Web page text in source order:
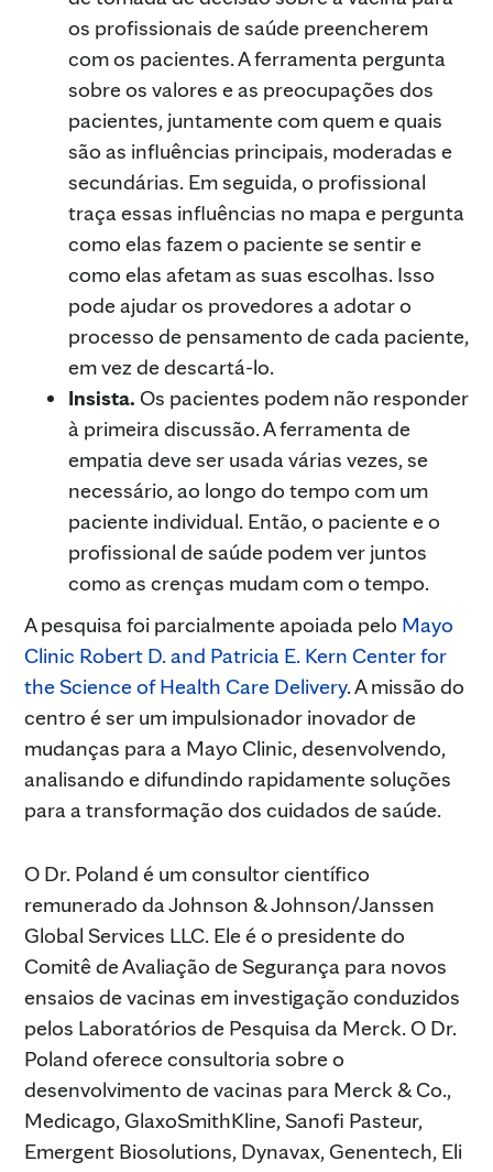
os profissionais de saúde preencherem
com os pacientes. A ferramenta pergunta
sobre os valores e as preocupações dos
pacientes, juntamente com quem e quais
são as influências principais, moderadas e
secundárias. Em seguida, o profissional
traça essas influências no mapa e pergunta
como elas fazem o paciente se sentir e
como elas afetam as suas escolhas. Isso
pode ajudar os provedores a adotar o
processo de pensamento de cada paciente,
em vez de descartá-lo.
Insista. Os pacientes podem não responder
à primeira discussão. A ferramenta de
empatia deve ser usada várias vezes, se
necessário, ao longo do tempo com um
paciente individual. Então, o paciente e o
profissional de saúde podem ver juntos
como as crenças mudam com o tempo.
A pesquisa foi parcialmente apoiada pelo Mayo
Clinic Robert D. and Patricia E. Kern Center for
the Science of Health Care Delivery. A missão do
centro é ser um impulsionador inovador de
mudanças para a Mayo Clinic, desenvolvendo,
analisando e difundindo rapidamente soluções
para a transformação dos cuidados de saúde.
O Dr. Poland é um consultor científico
remunerado da Johnson & Johnson/Janssen
Global Services LLC. Ele é o presidente do
Comitê de Avaliação de Segurança para novos
ensaios de vacinas em investigação conduzidos
pelos Laboratórios de Pesquisa da Merck. O Dr.
Poland oferece consultoria sobre o
desenvolvimento de vacinas para Merck & Co.,
Medicago, GlaxoSmithKline, Sanofi Pasteur,
Emergent Biosolutions, Dynavax, Genentech, Eli